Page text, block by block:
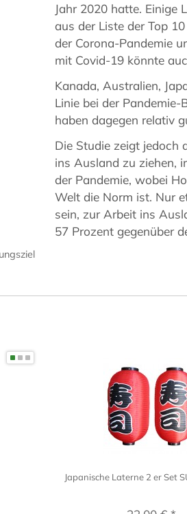
Jahr 2020 hatte. Einige
aus der Liste der Top
der Corona-Pandemie
mit Covid-19 könnte
Kanada, Australien,
Linie bei der
haben dagegen relativ
Die Studie zeigt jedoch
ins Ausland zu ziehen,
der Pandemie, wobei
Welt die Norm ist. Nur
sein, zur Arbeit ins
57 Prozent gegenüber
Japanische Laterne 2 er Set